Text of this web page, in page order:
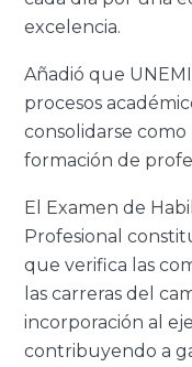
excelencia.
Añadió que
procesos
consolidarse
formación de
El Examen de
Profesional
que verifica las
las carreras del
incorporación al
contribuyendo a